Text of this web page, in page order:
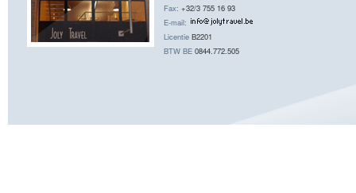
Fax: +32/3 755 16 93
E-mail:
Licentie B2201
BTW BE 0844.772.505